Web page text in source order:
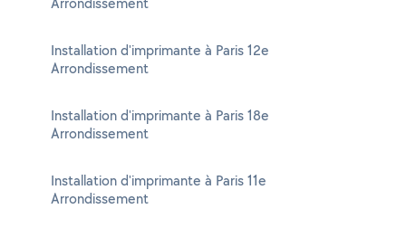
Installation d'imprimante à Paris 12e
Arrondissement
Installation d'imprimante à Paris 18e
Arrondissement
Installation d'imprimante à Paris 11e
Arrondissement